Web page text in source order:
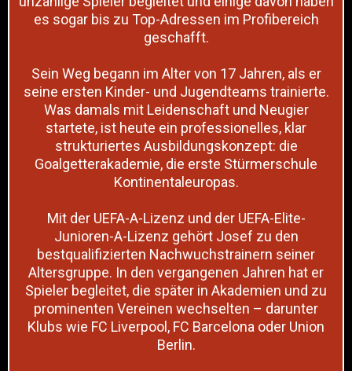
es sogar bis zu Top-Adressen im Profibereich
geschafft.
Sein Weg begann im Alter von 17 Jahren, als er
seine ersten Kinder- und Jugendteams trainierte.
Was damals mit Leidenschaft und Neugier
startete, ist heute ein professionelles, klar
strukturiertes Ausbildungskonzept: die
Goalgetterakademie, die erste Stürmerschule
Kontinentaleuropas.
Mit der UEFA-A-Lizenz und der UEFA-Elite-
Junioren-A-Lizenz gehört Josef zu den
bestqualifizierten Nachwuchstrainern seiner
Altersgruppe. In den vergangenen Jahren hat er
Spieler begleitet, die später in Akademien und zu
prominenten Vereinen wechselten – darunter
Klubs wie FC Liverpool, FC Barcelona oder Union
Berlin.